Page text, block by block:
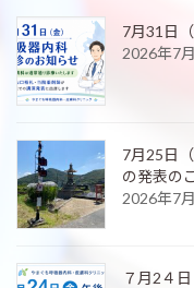
7月31日
2026年7
7月25日
の発表の
2026年7
７月2４